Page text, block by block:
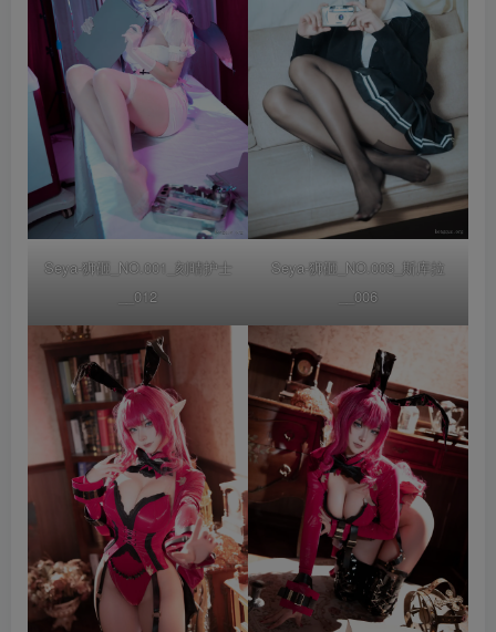
Seya-狮砸_NO.001_刻晴护士
__012
Seya-狮砸_NO.003_斯库拉
__006